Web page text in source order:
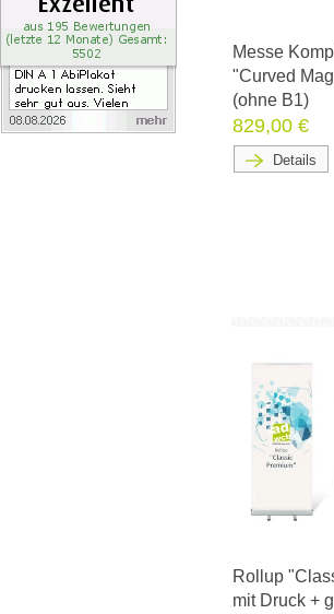
Messe
"Curved
(ohne B1)
829,00 €
Details
Rollup
mit Druck +